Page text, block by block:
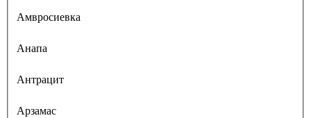
Амвросиевка
Анапа
Антрацит
Арзамас